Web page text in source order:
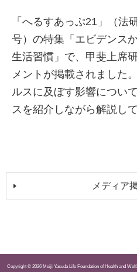
「へるすあっぷ21」（法
号）の特集「エビデンス
生活習慣」で、甲斐上席
メントが掲載されました
ルスに及ぼす影響につい
スを紹介しながら解説して
メディア
Copyright © 2026 Meiji Yasuda Life Foundation of Health and